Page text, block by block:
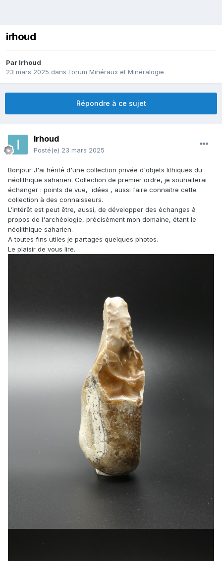
irhoud
Par Irhoud
23 mars 2025 dans Forum Minéraux et Minéralogie
Répondre à ce sujet
Irhoud
Posté(e) 23 mars 2025
Bonjour J'ai hérité d'une collection privée d'objets lithiques du
néolithique saharien. Collection de premier ordre, je souhaiterai
échanger : points de vue, idées , aussi faire connaitre cette
collection à des connaisseurs.
L’intérêt est peut être, aussi, de développer des échanges à
propos de l'archéologie, précisément mon domaine, étant le
néolithique saharien.
A toutes fins utiles je partages quelques photos.
Le plaisir de vous lire.